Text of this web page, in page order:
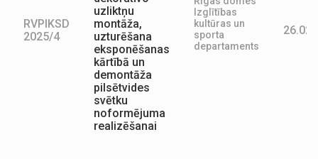
RVPIKSD
2025/4
uzliktņu
montāža,
uzturēšana
eksponēšanas
kārtībā un
demontāža
pilsētvides
svētku
noformējuma
realizēšanai
Izglītības
kultūras un
sporta
departaments